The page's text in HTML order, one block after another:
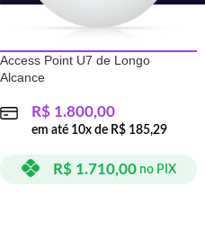
Access Point U7 de Longo
Alcance
R$ 1.800,00
em até 10x de R$ 185,29
R$1.710,00 no PIX